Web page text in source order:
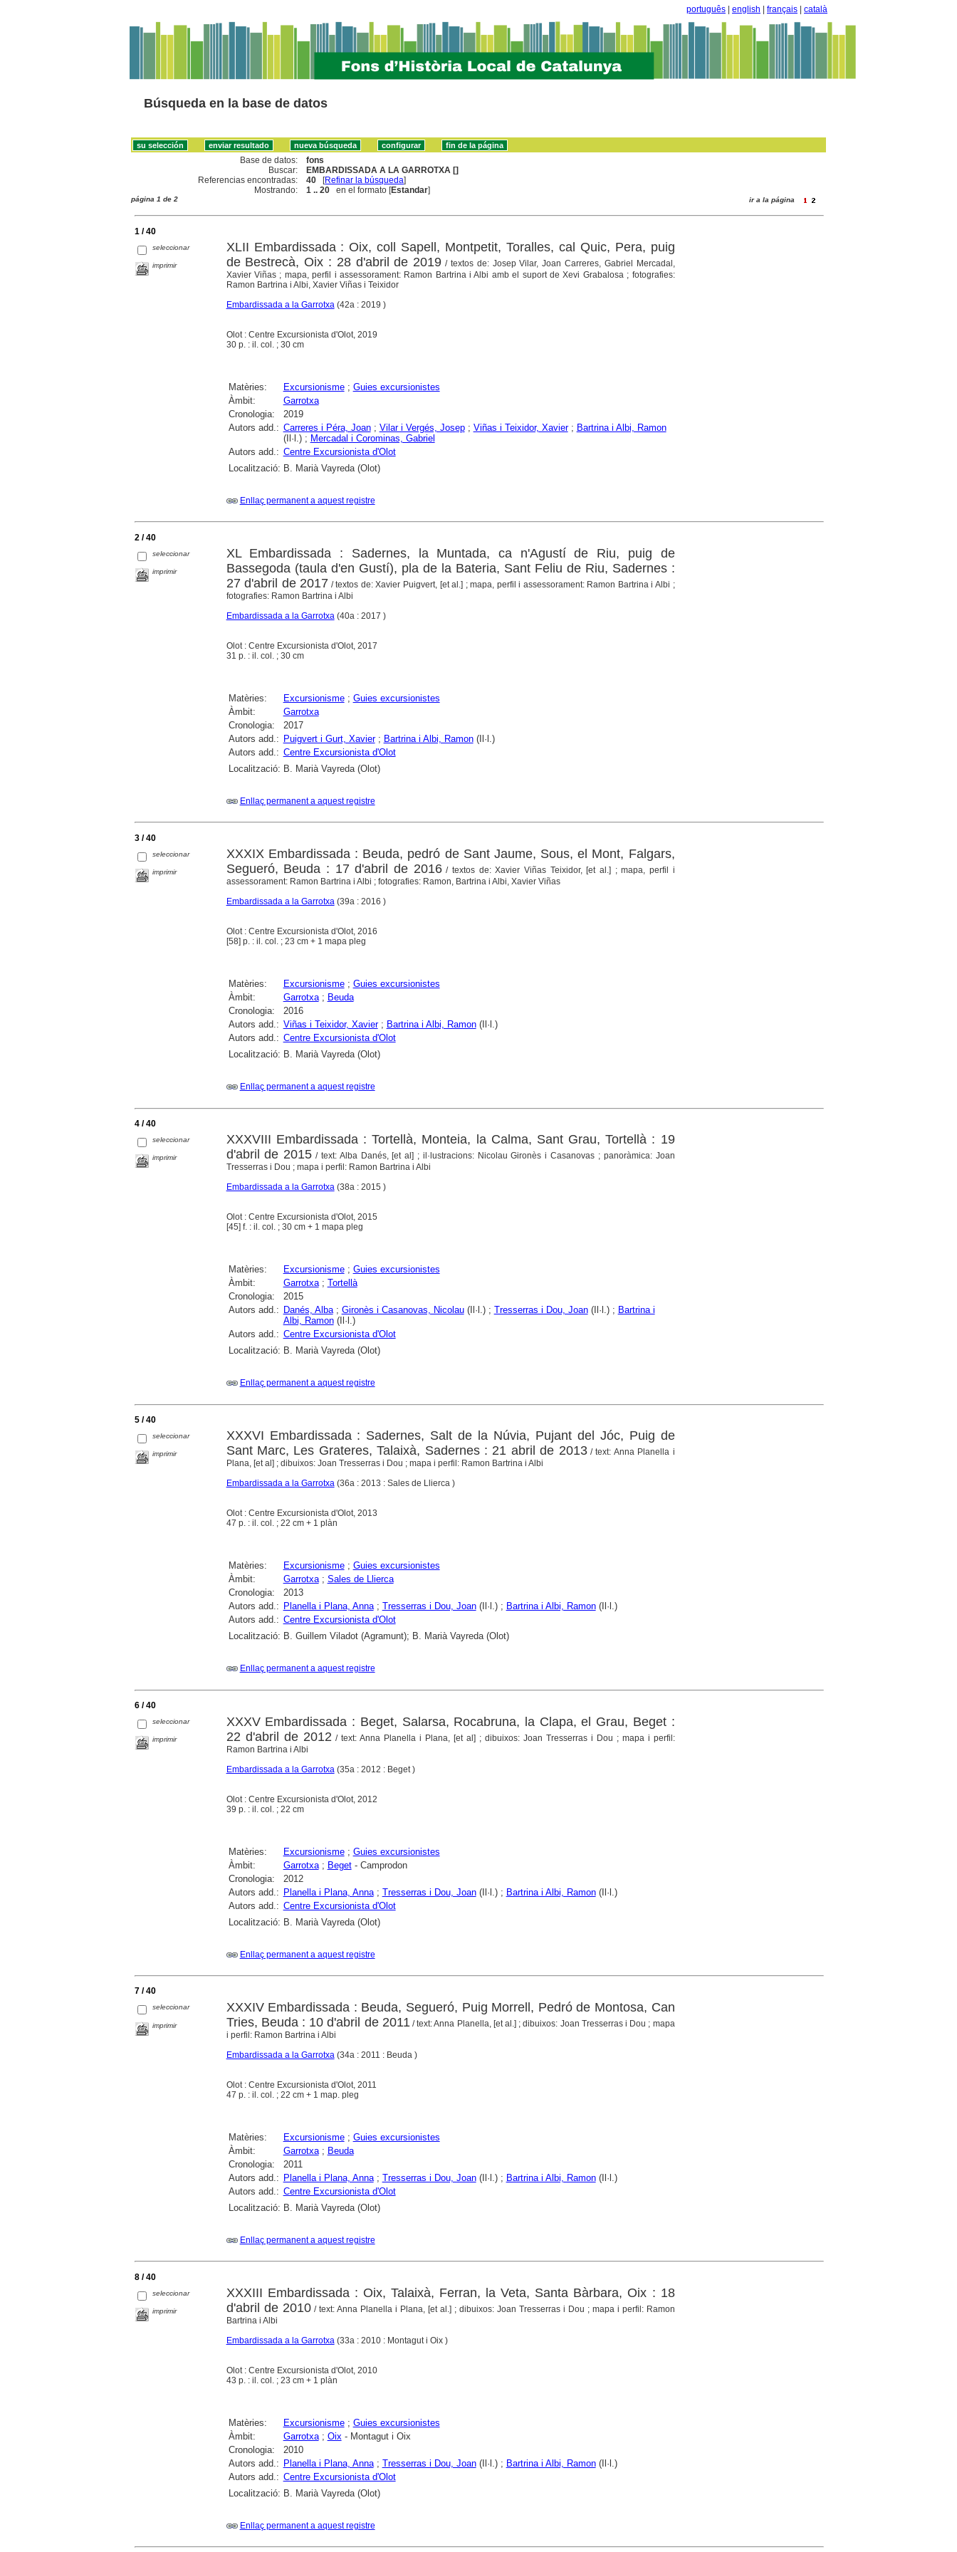
português english français català
Búsqueda en la base de datos
Base de datos:
fons
Buscar:
EMBARDISSADA A LA GARROTXA []
Referencias encontradas:
40 [Refinar la búsqueda]
Mostrando:
1 .. 20 en el formato [Estandar]
página 1 de 2 ir a la página
1 / 40
seleccionar
imprimir
XLII Embardissada : Oix, coll Sapell, Montpetit, Toralles, cal Quic, Pera, puig
de Bestrecà, Oix : 28 d'abril de 2019 / textos de: Josep Vilar, Joan Carreres, Gabriel Mercadal,
Xavier Viñas ; mapa, perfil i assessorament: Ramon Bartrina i Albi amb el suport de Xevi Grabalosa ; fotografies:
Ramon Bartrina i Albi, Xavier Viñas i Teixidor
Embardissada a la Garrotxa(42a : 2019 )
Olot : Centre Excursionista d'Olot, 2019
30 p. : il. col. ; 30 cm
Matèries: Excursionisme; Guies excursionistes
Àmbit:
Garrotxa
Cronologia:
2019
Autors add.: Carreres i Péra, Joan; Vilar i Vergés, Josep; Viñas i Teixidor, Xavier; Bartrina i Albi, Ramon
(Il·l.) ; Mercadal i Corominas, Gabriel
Autors add.: Centre Excursionista d'Olot
Localització: B. Marià Vayreda (Olot)
Enllaç permanent a aquest registre
2 / 40
seleccionar
imprimir
XL Embardissada : Sadernes, la Muntada, ca n'Agustí de Riu, puig de
Bassegoda (taula d'en Gustí), pla de la Bateria, Sant Feliu de Riu, Sadernes :
27 d'abril de 2017 / textos de: Xavier Puigvert, [et al.] ; mapa, perfil i assessorament: Ramon Bartrina i Albi ;
fotografies: Ramon Bartrina i Albi
Embardissada a la Garrotxa(40a : 2017 )
Olot : Centre Excursionista d'Olot, 2017
31 p. : il. col. ; 30 cm
Matèries: Excursionisme; Guies excursionistes
Àmbit:
Garrotxa
Cronologia:
2017
Autors add.: Puigvert i Gurt, Xavier; Bartrina i Albi, Ramon(Il·l.)
Autors add.: Centre Excursionista d'Olot
Localització: B. Marià Vayreda (Olot)
Enllaç permanent a aquest registre
3 / 40
seleccionar
imprimir
XXXIX Embardissada : Beuda, pedró de Sant Jaume, Sous, el Mont, Falgars,
Segueró, Beuda : 17 d'abril de 2016/ textos de: Xavier Viñas Teixidor, [et al.] ; mapa, perfil i
assessorament: Ramon Bartrina i Albi ; fotografies: Ramon, Bartrina i Albi, Xavier Viñas
Embardissada a la Garrotxa(39a : 2016 )
Olot : Centre Excursionista d'Olot, 2016
[58] p. : il. col. ; 23 cm + 1 mapa pleg
Matèries: Excursionisme; Guies excursionistes
Àmbit:
Garrotxa; Beuda
Cronologia:
2016
Autors add.: Viñas i Teixidor, Xavier; Bartrina i Albi, Ramon(Il·l.)
Autors add.: Centre Excursionista d'Olot
Localització: B. Marià Vayreda (Olot)
Enllaç permanent a aquest registre
4 / 40
seleccionar
imprimir
XXXVIII Embardissada : Tortellà, Monteia, la Calma, Sant Grau, Tortellà : 19
d'abril de 2015 / text: Alba Danés, [et al] ; il·lustracions: Nicolau Gironès i Casanovas ; panoràmica: Joan
Tresserras i Dou ; mapa i perfil: Ramon Bartrina i Albi
Embardissada a la Garrotxa(38a : 2015 )
Olot : Centre Excursionista d'Olot, 2015
[45] f. : il. col. ; 30 cm + 1 mapa pleg
Matèries: Excursionisme; Guies excursionistes
Àmbit:
Garrotxa; Tortellà
Cronologia:
2015
Autors add.: Danés, Alba; Gironès i Casanovas, Nicolau(Il·l.) ; Tresserras i Dou, Joan(Il·l.) ; Bartrina i
Albi, Ramon(Il·l.)
Autors add.: Centre Excursionista d'Olot
Localització: B. Marià Vayreda (Olot)
Enllaç permanent a aquest registre
5 / 40
seleccionar
imprimir
XXXVI Embardissada : Sadernes, Salt de la Núvia, Pujant del Jóc, Puig de
Sant Marc, Les Grateres, Talaixà, Sadernes : 21 abril de 2013/ text: Anna Planella i
Plana, [et al] ; dibuixos: Joan Tresserras i Dou ; mapa i perfil: Ramon Bartrina i Albi
Embardissada a la Garrotxa(36a : 2013 : Sales de Llierca )
Olot : Centre Excursionista d'Olot, 2013
47 p. : il. col. ; 22 cm + 1 plàn
Matèries: Excursionisme; Guies excursionistes
Àmbit:
Garrotxa; Sales de Llierca
Cronologia:
2013
Autors add.: Planella i Plana, Anna; Tresserras i Dou, Joan(Il·l.) ; Bartrina i Albi, Ramon(Il·l.)
Autors add.: Centre Excursionista d'Olot
Localització: B. Guillem Viladot (Agramunt); B. Marià Vayreda (Olot)
Enllaç permanent a aquest registre
6 / 40
seleccionar
imprimir
XXXV Embardissada : Beget, Salarsa, Rocabruna, la Clapa, el Grau, Beget :
22 d'abril de 2012 / text: Anna Planella i Plana, [et al] ; dibuixos: Joan Tresserras i Dou ; mapa i perfil:
Ramon Bartrina i Albi
Embardissada a la Garrotxa (35a : 2012 : Beget )
Olot : Centre Excursionista d'Olot, 2012
39 p. : il. col. ; 22 cm
Matèries: Excursionisme; Guies excursionistes
Àmbit:
Garrotxa; Beget- Camprodon
Cronologia:
2012
Autors add.: Planella i Plana, Anna; Tresserras i Dou, Joan(Il·l.) ; Bartrina i Albi, Ramon(Il·l.)
Autors add.: Centre Excursionista d'Olot
Localització: B. Marià Vayreda (Olot)
Enllaç permanent a aquest registre
7 / 40
seleccionar
imprimir
XXXIV Embardissada : Beuda, Segueró, Puig Morrell, Pedró de Montosa, Can
Tries, Beuda : 10 d'abril de 2011 / text: Anna Planella, [et al.] ; dibuixos: Joan Tresserras i Dou ; mapa
i perfil: Ramon Bartrina i Albi
Embardissada a la Garrotxa (34a : 2011 : Beuda )
Olot : Centre Excursionista d'Olot, 2011
47 p. : il. col. ; 22 cm + 1 map. pleg
Matèries: Excursionisme; Guies excursionistes
Àmbit:
Garrotxa; Beuda
Cronologia:
2011
Autors add.: Planella i Plana, Anna; Tresserras i Dou, Joan(Il·l.) ; Bartrina i Albi, Ramon(Il·l.)
Autors add.: Centre Excursionista d'Olot
Localització: B. Marià Vayreda (Olot)
Enllaç permanent a aquest registre
8 / 40
seleccionar
imprimir
XXXIII Embardissada : Oix, Talaixà, Ferran, la Veta, Santa Bàrbara, Oix : 18
d'abril de 2010/ text: Anna Planella i Plana, [et al.] ; dibuixos: Joan Tresserras i Dou ; mapa i perfil: Ramon
Bartrina i Albi
Embardissada a la Garrotxa (33a : 2010 : Montagut i Oix )
Olot : Centre Excursionista d'Olot, 2010
43 p. : il. col. ; 23 cm + 1 plàn
Matèries: Excursionisme; Guies excursionistes
Àmbit:
Garrotxa; Oix - Montagut i Oix
Cronologia:
2010
Autors add.: Planella i Plana, Anna; Tresserras i Dou, Joan(Il·l.) ; Bartrina i Albi, Ramon(Il·l.)
Autors add.: Centre Excursionista d'Olot
Localització: B. Marià Vayreda (Olot)
Enllaç permanent a aquest registre